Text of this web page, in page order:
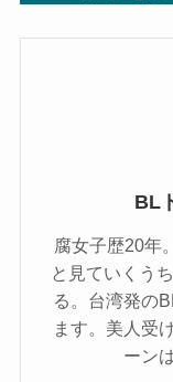
BL
腐女子歴20
と見ていくう
る。台湾発の
ます。美人受
ーン